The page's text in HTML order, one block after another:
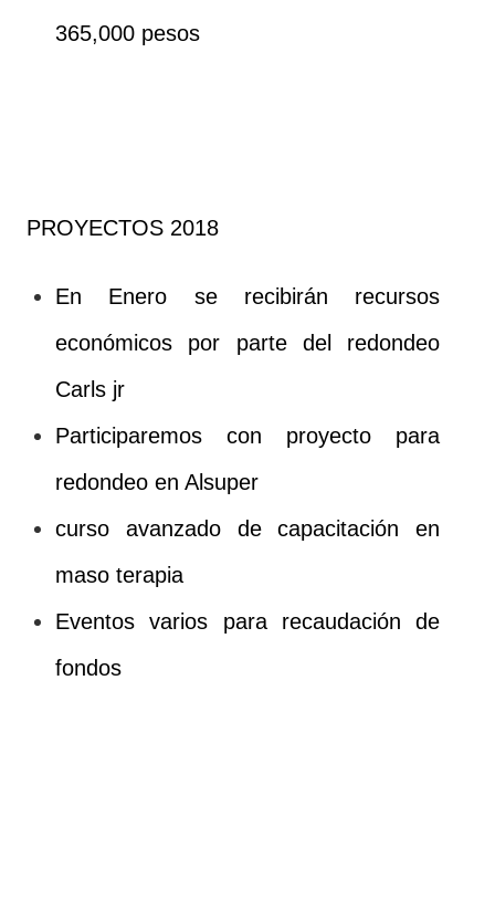
365,000 pesos
PROYECTOS 2018
En Enero se recibirán recursos
económicos por parte del redondeo
Carls jr
Participaremos con proyecto para
redondeo en Alsuper
curso avanzado de capacitación en
maso terapia
Eventos varios para recaudación de
fondos